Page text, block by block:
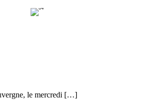
le mercredi […]